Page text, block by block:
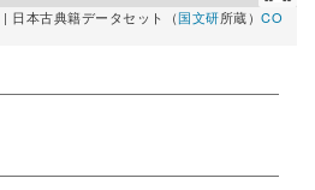
| 日本古典籍データセット（国文研所蔵） CO